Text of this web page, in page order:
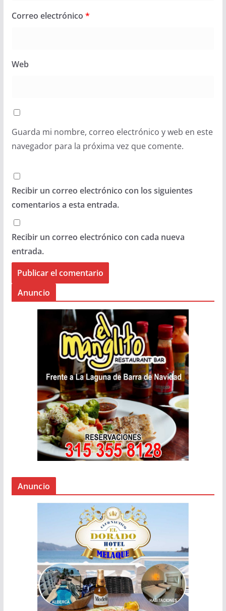
Correo electrónico *
Web
Guarda mi nombre, correo electrónico y web en este
navegador para la próxima vez que comente.
Recibir un correo electrónico con los siguientes
comentarios a esta entrada.
Recibir un correo electrónico con cada nueva
entrada.
Anuncio
Anuncio